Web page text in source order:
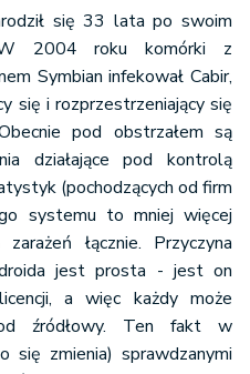
się 33 lata po swoim
W 2004 roku komórki z
Symbian infekował Cabir,
się i rozprzestrzeniający się
pod obstrzałem są
działające pod kontrolą
(pochodzących od firm
systemu to mniej więcej
łącznie. Przyczyna
jest prosta - jest on
a więc każdy może
źródłowy. Ten fakt w
się zmienia) sprawdzanymi